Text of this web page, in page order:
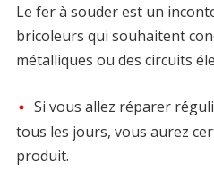
Le fer à souder est un
bricoleurs qui souhaitent
métalliques ou des circuits
Si vous allez réparer
tous les jours, vous aurez
produit.